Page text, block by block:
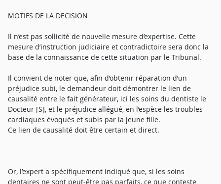
MOTIFS DE LA DECISION
Il n’est pas sollicité de nouvelle mesure d’expertise. Cette
mesure d’instruction judiciaire et contradictoire sera donc la
base de la connaissance de cette situation par le Tribunal.
Il convient de noter que, afin d’obtenir réparation d’un
préjudice subi, le demandeur doit démontrer le lien de
causalité entre le fait générateur, ici les soins du dentiste le
Docteur [S], et le préjudice allégué, en l’espèce les troubles
cardiaques évoqués et subis par la jeune fille.
Ce lien de causalité doit être certain et direct.
Or, l’expert a spécifiquement indiqué que, si les soins
dentaires ne sont peut-être pas parfaits, ce que conteste